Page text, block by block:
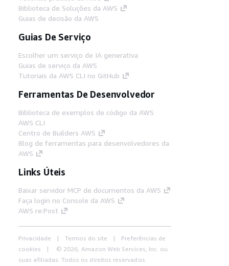
Biblioteca de Soluções da AWS
Guias de decisão da AWS
Guias De Serviço
Escolher um serviço de IA generativa
Guias de serviço da AWS
Tutoriais da AWS CLI no GitHub
Ferramentas De Desenvolvedor
Biblioteca de exemplos de código da AWS
AWS CLI
Centro de Builders AWS
Blog de ferramentas para desenvolvedores da
AWS
Links Úteis
Baixar servidor MCP de documentos da AWS
Faça login no Console da AWS
AWS re:Post
Privacidade Termos do site
Preferências de
cookies
© 2026, Amazon Web Services, Inc. ou
suas afiliadas. Todos os direitos reservados.